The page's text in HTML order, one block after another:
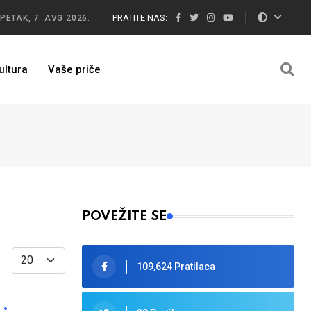
PETAK, 7. AVG 2026. PRATITE NAS:
Vaše priče
Display #
POVEŽITE SE
109,624 Pratilaca